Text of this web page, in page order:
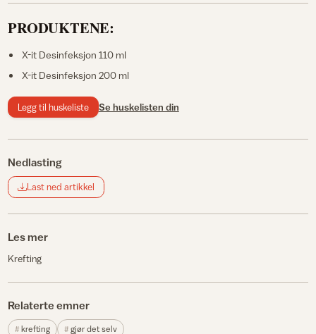
PRODUKTENE:
X-it Desinfeksjon 110 ml
X-it Desinfeksjon 200 ml
Legg til huskeliste Se huskelisten din
Nedlasting
Last ned artikkel
Les mer
Krefting
Relaterte emner
krefting gjør det selv